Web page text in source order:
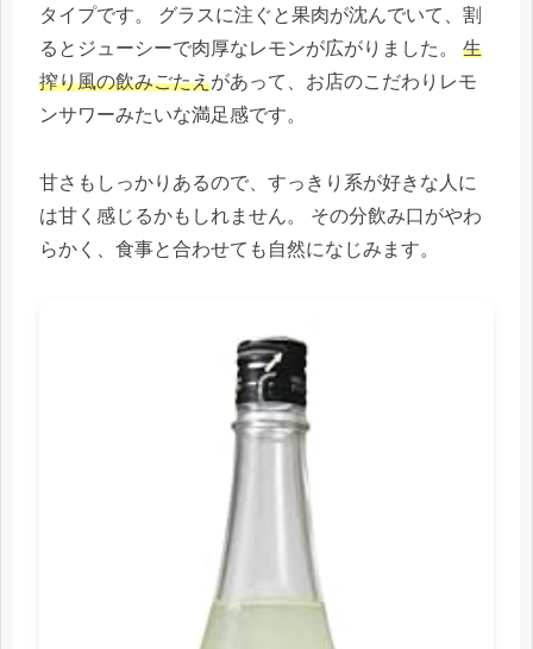
タイプです。 グラスに注ぐと果肉が沈んでいて、割
るとジューシーで肉厚なレモンが広がりました。 生
搾り風の飲みごたえがあって、お店のこだわりレモ
ンサワーみたいな満足感です。
甘さもしっかりあるので、すっきり系が好きな人に
は甘く感じるかもしれません。 その分飲み口がやわ
らかく、食事と合わせても自然になじみます。